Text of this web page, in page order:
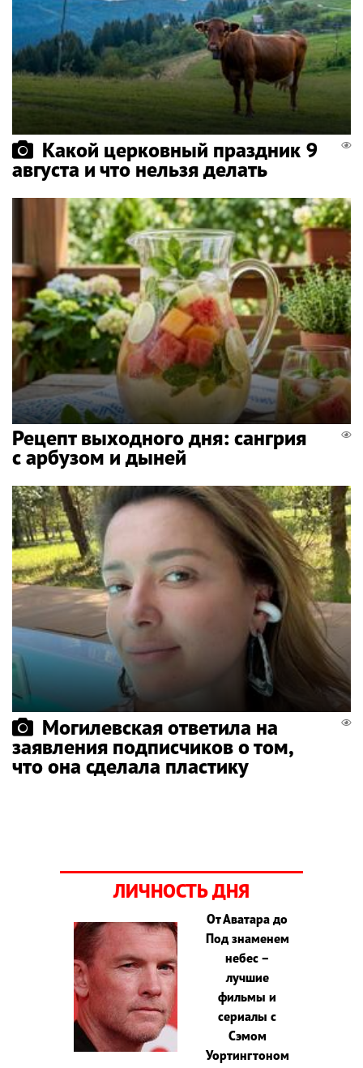
Какой церковный праздник 9
августа и что нельзя делать
Рецепт выходного дня: сангрия
с арбузом и дыней
Могилевская ответила на
заявления подписчиков о том,
что она сделала пластику
ЛИЧНОСТЬ ДНЯ
От Аватара до
Под знаменем
небес –
лучшие
фильмы и
сериалы с
Сэмом
Уортингтоном